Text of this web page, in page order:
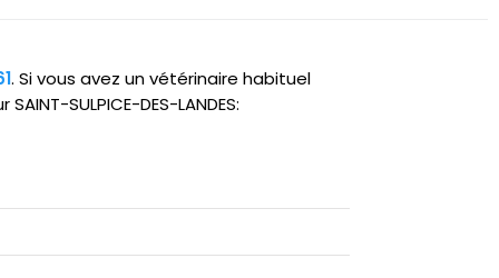
. Si vous avez un vétérinaire habituel
SULPICE-DES-LANDES: